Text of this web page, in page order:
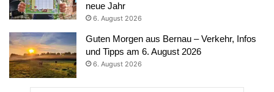
neue Jahr
6. August 2026
Guten Morgen aus Bernau – Verkehr, Infos
und Tipps am 6. August 2026
6. August 2026